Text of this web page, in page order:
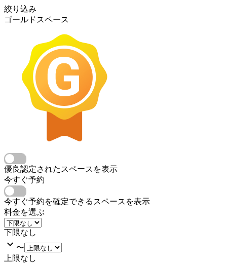
絞り込み
ゴールドスペース
優良認定されたスペースを表示
今すぐ予約
今すぐ予約を確定できるスペースを表示
料金を選ぶ
下限なし
〜
上限なし